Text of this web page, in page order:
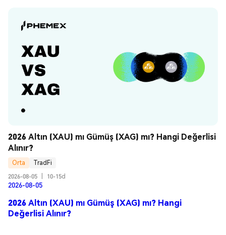
2026 Altın (XAU) mı Gümüş (XAG) mı? Hangi Değerlisi
Alınır?
Orta
TradFi
2026-08-05
10-15d
2026-08-05
2026 Altın (XAU) mı Gümüş (XAG) mı? Hangi
Değerlisi Alınır?